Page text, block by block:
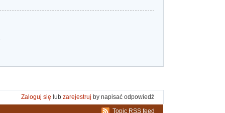
Zaloguj się lub zarejestruj by napisać odpowiedź
Topic RSS feed